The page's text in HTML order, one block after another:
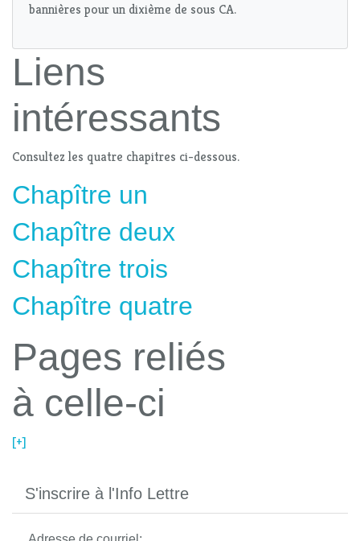
bannières pour un dixième de sous CA.
Liens
intéressants
Consultez les quatre chapitres ci-dessous.
Chapître un
Chapître deux
Chapître trois
Chapître quatre
Pages reliés
à celle-ci
[+]
S'inscrire à l'Info Lettre